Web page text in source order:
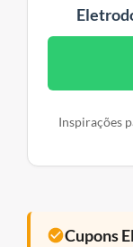
Inspirações
Cupons